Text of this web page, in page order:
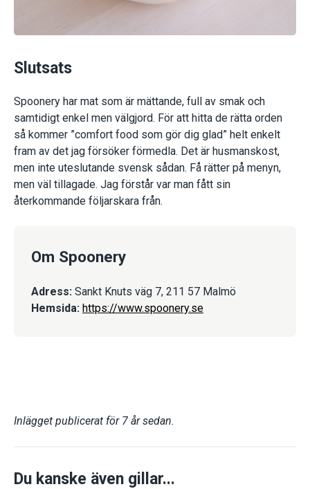
Slutsats
Spoonery har mat som är mättande, full av smak och
samtidigt enkel men välgjord. För att hitta de rätta orden
så kommer ”comfort food som gör dig glad” helt enkelt
fram av det jag försöker förmedla. Det är husmanskost,
men inte uteslutande svensk sådan. Få rätter på menyn,
men väl tillagade. Jag förstår var man fått sin
återkommande följarskara från.
Om Spoonery
Adress: Sankt Knuts väg 7, 211 57 Malmö
Hemsida: https://www.spoonery.se
Inlägget publicerat för 7 år sedan.
Du kanske även gillar...